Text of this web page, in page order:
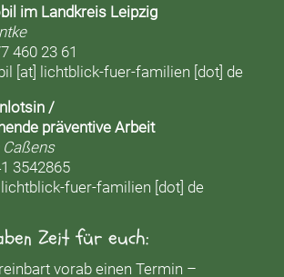
im Landkreis Leipzig
460 23 61
[at] lichtblick-fuer-familien [dot] de
/
präventive Arbeit
3542865
fuer-familien [dot] de
Zeit für euch:
vorab einen Termin –